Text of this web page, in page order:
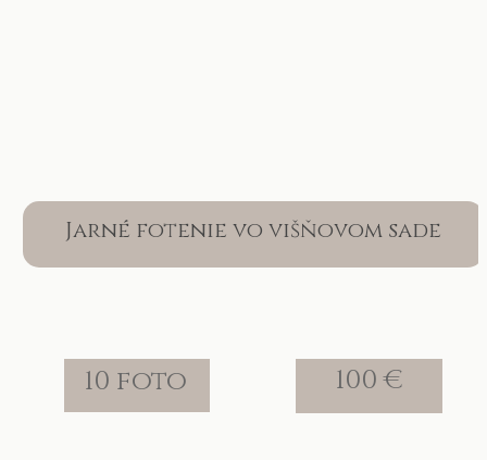
Jarné fotenie vo višňovom sade
10 foto 100 €